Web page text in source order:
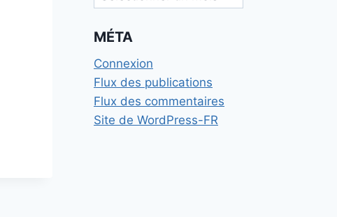
MÉTA
Connexion
Flux des publications
Flux des commentaires
Site de WordPress-FR